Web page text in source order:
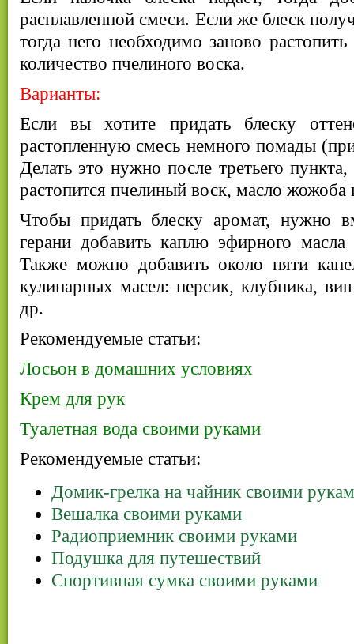
расплавленной смеси. Если же блеск
тогда него необходимо заново
количество пчелиного воска.
Варианты:
Если вы хотите придать блеску
растопленную смесь немного помады
Делать это нужно после третьего
растопится пчелиный воск, масло жожоба
Чтобы придать блеску аромат, нужно
герани добавить каплю эфирного
Также можно добавить около пяти
кулинарных масел: персик, клубника,
др.
Рекомендуемые статьи:
Лосьон в домашних условиях
Крем для рук
Туалетная вода своими руками
Рекомендуемые статьи:
Домик-грелка на чайник своими
Вешалка своими руками
Радиоприемник своими руками
Подушка для путешествий
Спортивная сумка своими руками